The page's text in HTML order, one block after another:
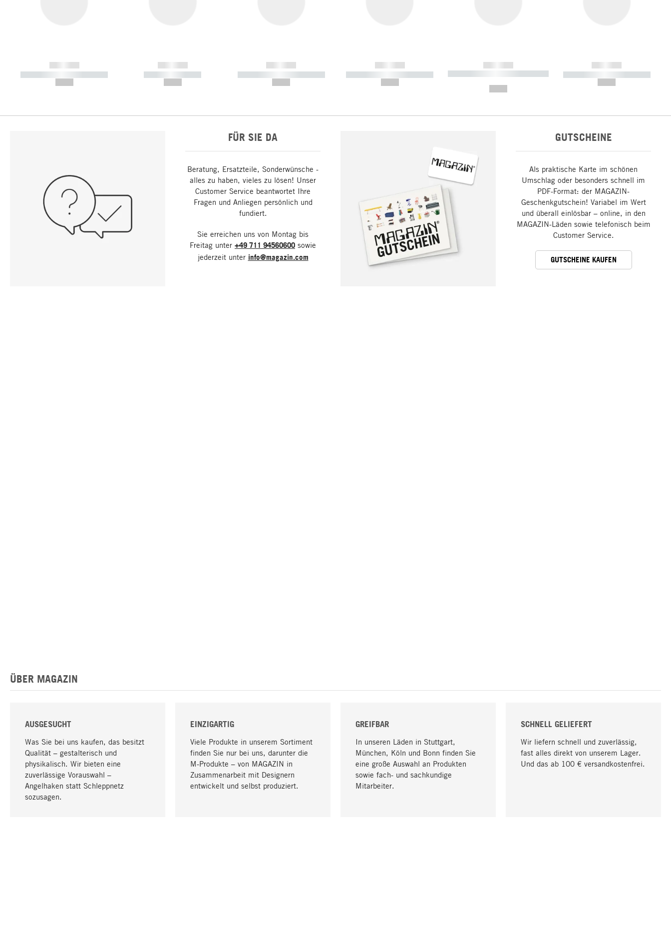
------------
----------- ----------- -----------
------------
----------- -----------
------------
----------- ----------- -----------
------------
----------- ----------- -----------
------------
----------- ----------- ----------- ----
------------
----------- ----------- -----------
FÜR SIE DA
Beratung, Ersatzteile, Sonderwünsche -
alles zu haben, vieles zu lösen! Unser
Customer Service beantwortet Ihre
Fragen und Anliegen persönlich und
fundiert.
Sie erreichen uns von Montag bis
Freitag unter +49 711 94560600 sowie
jederzeit unter info@magazin.com
GUTSCHEINE
Als praktische Karte im schönen
Umschlag oder besonders schnell im
PDF-Format: der MAGAZIN-
Geschenkgutschein! Variabel im Wert
und überall einlösbar – online, in den
MAGAZIN-Läden sowie telefonisch beim
Customer Service.
GUTSCHEINE KAUFEN
ÜBER MAGAZIN
AUSGESUCHT
Was Sie bei uns kaufen, das besitzt
Qualität – gestalterisch und
physikalisch. Wir bieten eine
zuverlässige Vorauswahl –
Angelhaken statt Schleppnetz
sozusagen.
EINZIGARTIG
Viele Produkte in unserem Sortiment
finden Sie nur bei uns, darunter die
M-Produkte – von MAGAZIN in
Zusammenarbeit mit Designern
entwickelt und selbst produziert.
GREIFBAR
In unseren Läden in Stuttgart,
München, Köln und Bonn finden Sie
eine große Auswahl an Produkten
sowie fach- und sachkundige
Mitarbeiter.
SCHNELL GELIEFERT
Wir liefern schnell und zuverlässig,
fast alles direkt von unserem Lager.
Und das ab 100 € versandkostenfrei.